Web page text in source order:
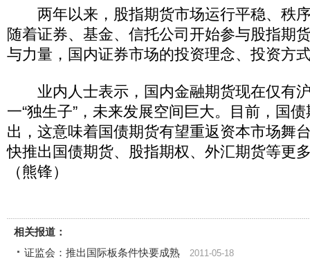
两年以来，股指期货市场运行平稳、秩
随着证券、基金、信托公司开始参与股指期
与力量，国内证券市场的投资理念、投资方
业内人士表示，国内金融期货现在仅有
一“独生子”，未来发展空间巨大。目前，国
出，这意味着国债期货有望重返资本市场舞
快推出国债期货、股指期权、外汇期货等更
（熊锋）
相关报道：
证监会：推出国际板条件快要成熟
2011-05-18